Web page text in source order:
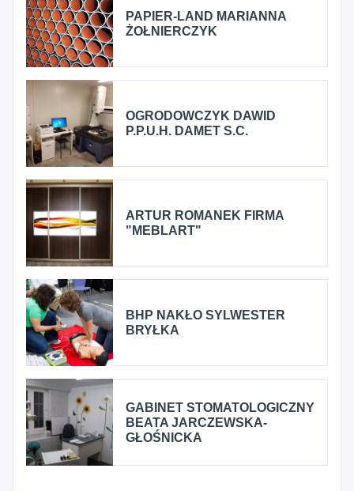
PAPIER-LAND MARIANNA
ŻOŁNIERCZYK
OGRODOWCZYK DAWID
P.P.U.H. DAMET S.C.
ARTUR ROMANEK FIRMA
"MEBLART"
BHP NAKŁO SYLWESTER
BRYŁKA
GABINET STOMATOLOGICZNY
BEATA JARCZEWSKA-
GŁOŚNICKA